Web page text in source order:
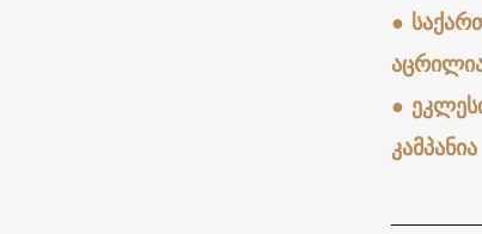
●
●
კამპანია